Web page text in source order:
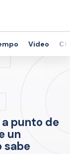
Video
punto de
un
sabe